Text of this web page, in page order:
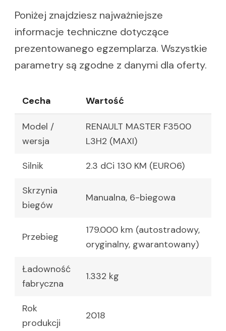
Poniżej znajdziesz najważniejsze
informacje techniczne dotyczące
prezentowanego egzemplarza. Wszystkie
parametry są zgodne z danymi dla oferty.
Cecha Wartość
Model /
wersja
RENAULT MASTER F3500
L3H2 (MAXI)
Silnik 2.3 dCi 130 KM (EURO6)
Skrzynia
biegów
Manualna, 6-biegowa
Przebieg
179.000 km (autostradowy,
oryginalny, gwarantowany)
Ładowność
fabryczna
1.332 kg
Rok
produkcji
2018